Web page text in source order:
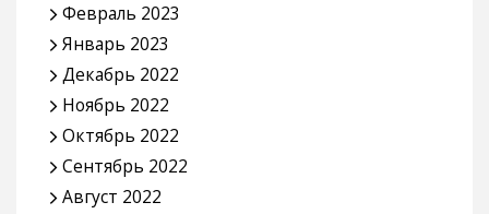
Февраль 2023
Январь 2023
Декабрь 2022
Ноябрь 2022
Октябрь 2022
Сентябрь 2022
Август 2022